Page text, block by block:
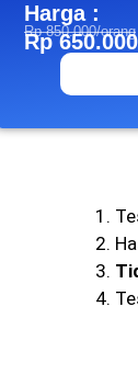
Harga :
Rp 850.000/orang
Rp